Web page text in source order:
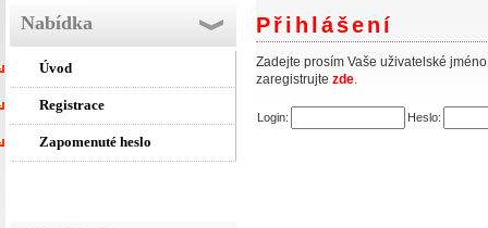
Nabídka
Úvod
Registrace
Zapomenuté heslo
Přihlášení
Zadejte prosím Vaše uživatelské
zaregistrujte zde.
Login: Heslo: